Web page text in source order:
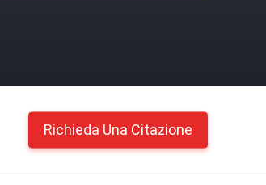
Richieda Una Citazione